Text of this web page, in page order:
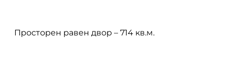
Просторен равен двор – 714 кв.м.